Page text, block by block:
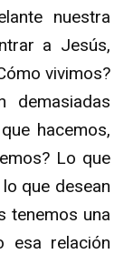
nuestra
a Jesús,
vivimos?
demasiadas
hacemos,
Lo que
que desean
tenemos una
esa relación